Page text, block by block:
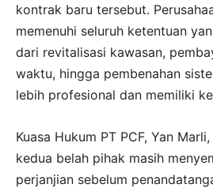
kontrak baru tersebut.
memenuhi seluruh ketentuan
dari revitalisasi kawasan,
waktu, hingga pembenahan
lebih profesional dan memiliki
Kuasa Hukum PT PCF, Yan
kedua belah pihak masih
perjanjian sebelum